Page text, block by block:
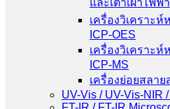
และเตาเผาไฟฟ้า
เครื่องวิเคราะ
ICP-OES
เครื่องวิเคราะ
ICP-MS
เครื่องย่อยสลา
UV-Vis / UV-Vis-NIR